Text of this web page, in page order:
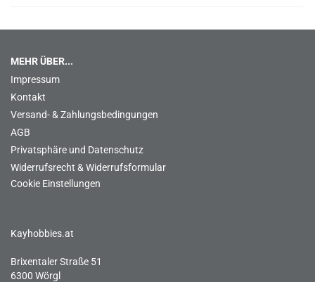
MEHR ÜBER...
Impressum
Kontakt
Versand- & Zahlungsbedingungen
AGB
Privatsphäre und Datenschutz
Widerrufsrecht & Widerrufsformular
Cookie Einstellungen
Kayhobbies.at
Brixentaler Straße 51
6300 Wörgl